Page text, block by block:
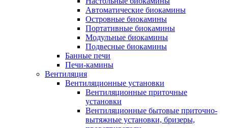
Автоматические биокамины
Островные биокамины
Портативные биокамины
Модульные биокамины
Подвесные биокамины
Банные печи
Печи-камины
Вентиляция
Вентиляционные установки
Вентиляционные приточные
установки
Вентиляционные бытовые приточно-
вытяжные установки, бризеры,